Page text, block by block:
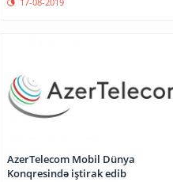
AzerTelecom Mobil Dünya
Konqresində iştirak edib